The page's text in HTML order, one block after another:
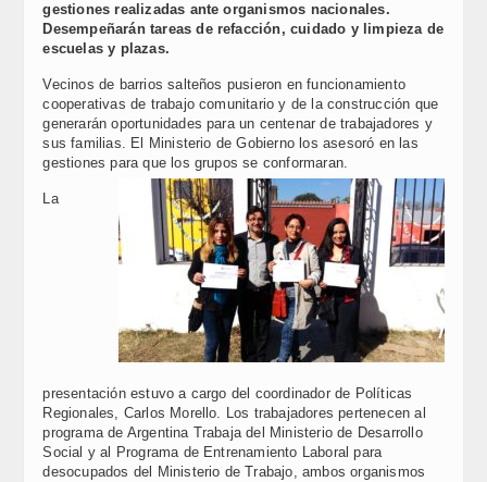
gestiones realizadas ante organismos nacionales.
Desempeñarán tareas de refacción, cuidado y limpieza de
escuelas y plazas.
Vecinos de barrios salteños pusieron en funcionamiento
cooperativas de trabajo comunitario y de la construcción que
generarán oportunidades para un centenar de trabajadores y
sus familias. El Ministerio de Gobierno los asesoró en las
gestiones para que los grupos se conformaran.
La
presentación estuvo a cargo del coordinador de Políticas
Regionales, Carlos Morello. Los trabajadores pertenecen al
programa de Argentina Trabaja del Ministerio de Desarrollo
Social y al Programa de Entrenamiento Laboral para
desocupados del Ministerio de Trabajo, ambos organismos